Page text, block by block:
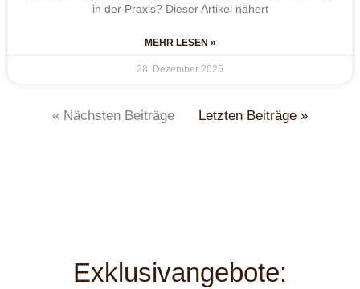
in der Praxis? Dieser Artikel nähert
MEHR LESEN »
28. Dezember 2025
« Nächsten Beiträge Letzten Beiträge »
Exklusivangebote: